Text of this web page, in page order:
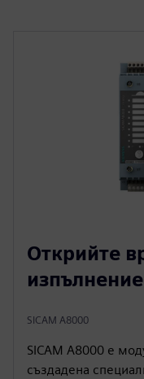
Открийте
SICAM A8000
SICAM A8000 е
създадена